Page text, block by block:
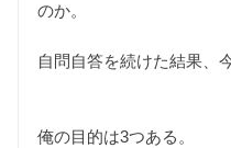
のか。
自問自答を続けた結果、
俺の目的は3つある。